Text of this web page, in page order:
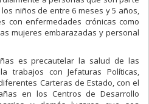
niños de entre 6 meses y 5 años,
con enfermedades crónicas como
mujeres embarazadas y personal
es precautelar la salud de las
trabajos con Jefaturas Políticas,
Carteras de Estado, con el
en los Centros de Desarrollo